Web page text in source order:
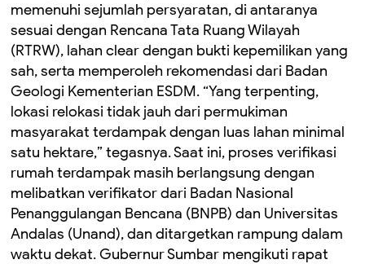
memenuhi sejumlah persyaratan, di antaranya
sesuai dengan Rencana Tata Ruang Wilayah
(RTRW), lahan clear dengan bukti kepemilikan yang
sah, serta memperoleh rekomendasi dari Badan
Geologi Kementerian ESDM. “Yang terpenting,
lokasi relokasi tidak jauh dari permukiman
masyarakat terdampak dengan luas lahan minimal
satu hektare,” tegasnya. Saat ini, proses verifikasi
rumah terdampak masih berlangsung dengan
melibatkan verifikator dari Badan Nasional
Penanggulangan Bencana (BNPB) dan Universitas
Andalas (Unand), dan ditargetkan rampung dalam
waktu dekat. Gubernur Sumbar mengikuti rapat